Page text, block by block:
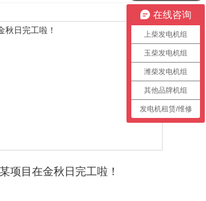
项目在金秋日完工啦！
在线咨询
上柴发电机组
玉柴发电机组
潍柴发电机组
其他品牌机组
发电机租赁/维修